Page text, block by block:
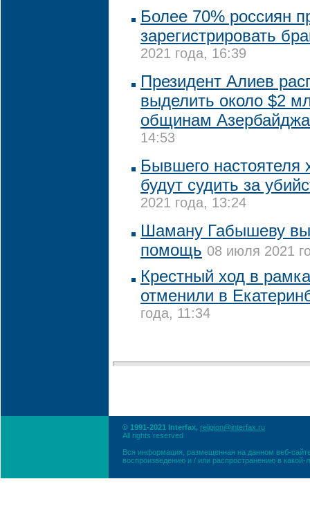
Более 70% россиян
зарегистрировать
2021 года, 16:39
Президент Алиев
выделить около $2
общинам
14:53
Бывшего настоятеля
будут судить за
2021 года, 13:24
Шаману Габышеву
помощь 08 июля 2021
Крестный ход в
отменили в
года, 11:34
© 1991-2021 Interfax, religion@interfax.ru
All rights reserved
Вся информация, размещенная на данном веб-
воспроизведению и / или распространению в